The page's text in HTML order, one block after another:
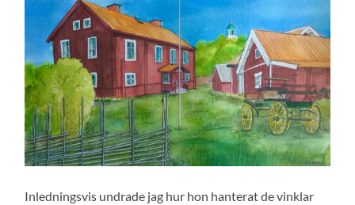
Inledningsvis undrade jag hur hon hanterat de vinklar